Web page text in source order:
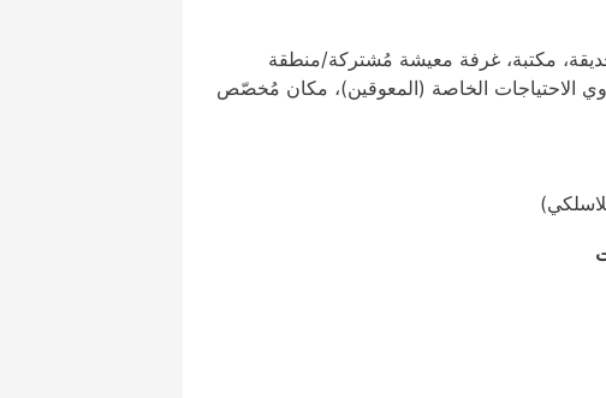
مكتبة، غرفة معيشة مُشتركة/منطقة
الاحتياجات الخاصة (المعوقين)، مكان مُخصّص